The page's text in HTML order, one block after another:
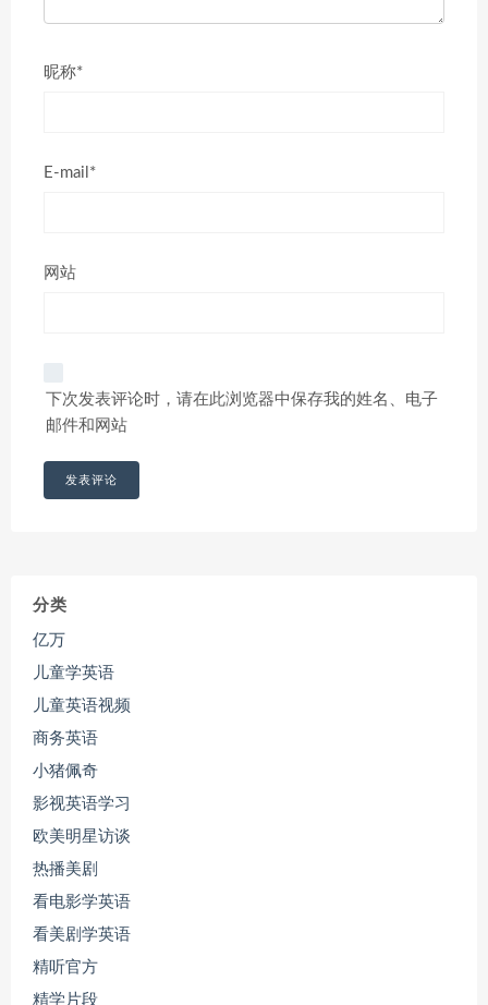
昵称*
E-mail*
网站
下次发表评论时，请在此浏览器中保存我的姓名、电子
邮件和网站
分类
亿万
儿童学英语
儿童英语视频
商务英语
小猪佩奇
影视英语学习
欧美明星访谈
热播美剧
看电影学英语
看美剧学英语
精听官方
精学片段